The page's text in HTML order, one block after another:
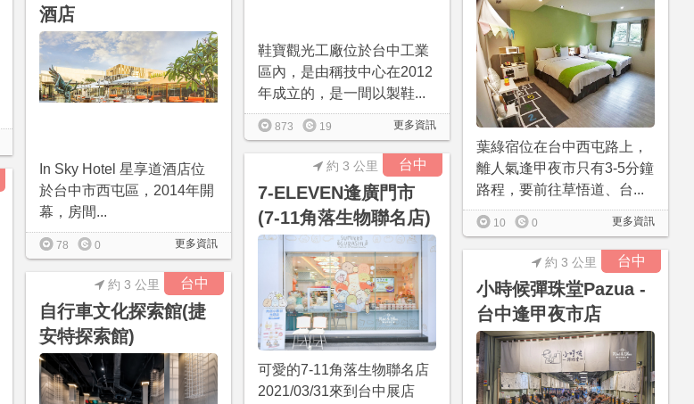
鞋寶觀光工廠位於台中工業
區內，是由稱技中心在2012
年成立的，是一間以製鞋...
更多資訊
873 19
葉綠宿位在台中西屯路上，
離人氣逢甲夜市只有3-5分鐘
路程，要前往草悟道、台...
更多資訊
10 0
酒店
In Sky Hotel 星享道酒店位
於台中市西屯區，2014年開
幕，房間...
更多資訊
78 0
台中
7-ELEVEN逢廣門市
(7-11角落生物聯名店)
約 3 公里
可愛的7-11角落生物聯名店
2021/03/31來到台中展店
台中
小時候彈珠堂Pazua -
台中逢甲夜市店
約 3 公里
台中
自行車文化探索館(捷
安特探索館)
約 3 公里